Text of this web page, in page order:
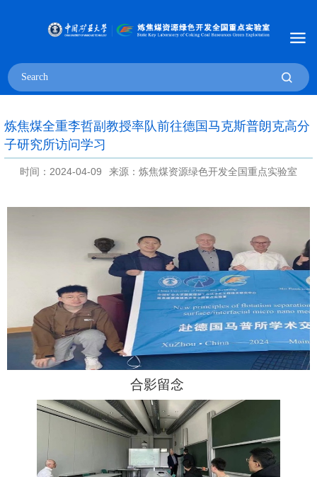
炼焦煤全重李哲副教授率队前往德国马克斯普朗克高分
子研究所访问学习
时间：2024-04-09 来源：炼焦煤资源绿色开发全国重点实验室
合影留念